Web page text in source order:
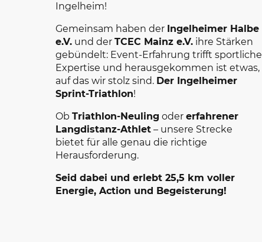
Ingelheim!
Gemeinsam haben der Ingelheimer Halbe
e.V. und der TCEC Mainz e.V. ihre Stärken
gebündelt: Event-Erfahrung trifft sportliche
Expertise und herausgekommen ist etwas,
auf das wir stolz sind. Der Ingelheimer
Sprint-Triathlon!
Ob Triathlon-Neuling oder erfahrener
Langdistanz-Athlet – unsere Strecke
bietet für alle genau die richtige
Herausforderung.
Seid dabei und erlebt 25,5 km voller
Energie, Action und Begeisterung!